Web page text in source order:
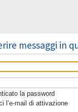
messaggi in
la password
l’e-mail di attivazione